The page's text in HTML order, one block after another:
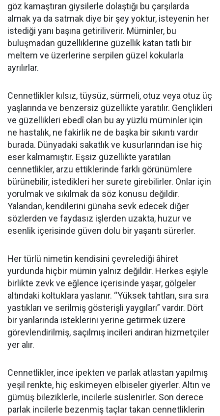
göz kamaştıran giysilerle dolaştığı bu çarşılarda
almak ya da satmak diye bir şey yoktur, isteyenin her
istediği yanı başına getiriliverir. Müminler, bu
buluşmadan güzelliklerine güzellik katan tatlı bir
meltem ve üzerlerine serpilen güzel kokularla
ayrılırlar.
Cennetlikler kılsız, tüysüz, sürmeli, otuz veya otuz üç
yaşlarında ve benzersiz güzellikte yaratılır. Gençlikleri
ve güzellikleri ebedî olan bu ay yüzlü müminler için
ne hastalık, ne fakirlik ne de başka bir sıkıntı vardır
burada. Dünyadaki sakatlık ve kusurlarından ise hiç
eser kalmamıştır. Eşsiz güzellikte yaratılan
cennetlikler, arzu ettiklerinde farklı görünümlere
bürünebilir, istedikleri her surete girebilirler. Onlar için
yorulmak ve sıkılmak da söz konusu değildir.
Yalandan, kendilerini günaha sevk edecek diğer
sözlerden ve faydasız işlerden uzakta, huzur ve
esenlik içerisinde güven dolu bir yaşantı sürerler.
Her türlü nimetin kendisini çevrelediği âhiret
yurdunda hiçbir mümin yalnız değildir. Herkes eşiyle
birlikte zevk ve eğlence içerisinde yaşar, gölgeler
altındaki koltuklara yaslanır. “Yüksek tahtları, sıra sıra
yastıkları ve serilmiş gösterişli yaygıları” vardır. Dört
bir yanlarında isteklerini yerine getirmek üzere
görevlendirilmiş, saçılmış incileri andıran hizmetçiler
yer alır.
Cennetlikler, ince ipekten ve parlak atlastan yapılmış
yeşil renkte, hiç eskimeyen elbiseler giyerler. Altın ve
gümüş bileziklerle, incilerle süslenirler. Son derece
parlak incilerle bezenmiş taçlar takan cennetliklerin